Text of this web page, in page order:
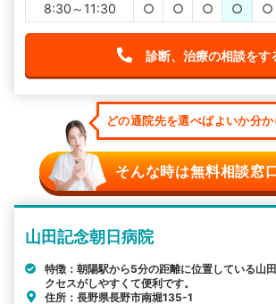
8:30～11:30
○ ○ ○ ○ ○
診断、治療の相談をす
どの通院先を選べばよいか分
そんな時は無料相談窓
山田記念朝日病院
特徴：朝陽駅から5分の距離に位置している山
クセスがしやすくて便利です。
住所：長野県長野市南堀135-1